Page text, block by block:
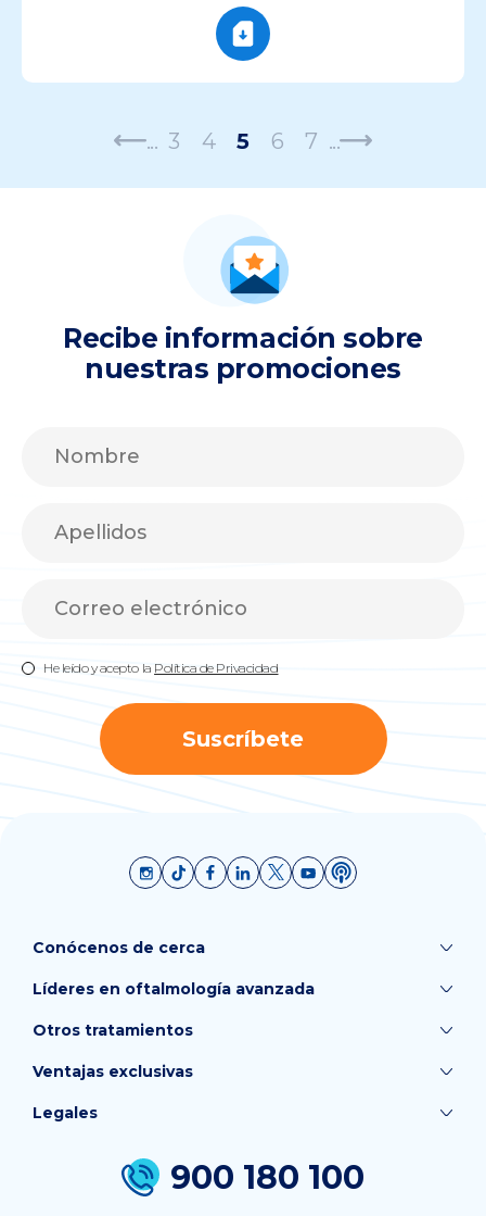
... 3 4 5 6 7 ...
Recibe información sobre
nuestras promociones
He leído y acepto la Política de Privacidad
Suscríbete
Conócenos de cerca
Líderes en oftalmología avanzada
Otros tratamientos
Ventajas exclusivas
900 180 100
Legales